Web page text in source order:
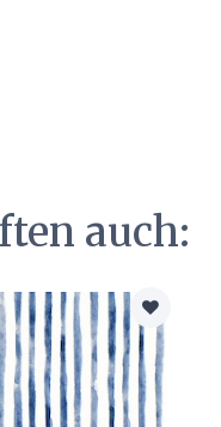
auch: